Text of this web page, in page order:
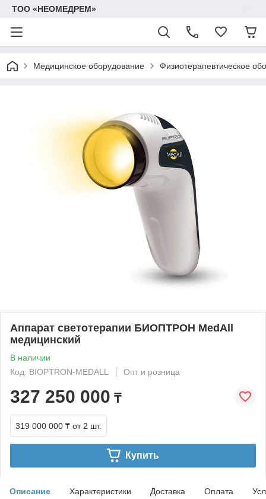
ТОО «НЕОМЕДРЕМ»
Медицинское оборудование Физиотерапевтическое
Аппарат светотерапии БИОПТРОН MedAll
медицинский
В наличии
Код: BIOPTRON-MEDALL
Опт и розница
327 250 000 ₸
319 000 000 ₸ от 2 шт.
Купить
Описание Характеристики Доставка Оплата